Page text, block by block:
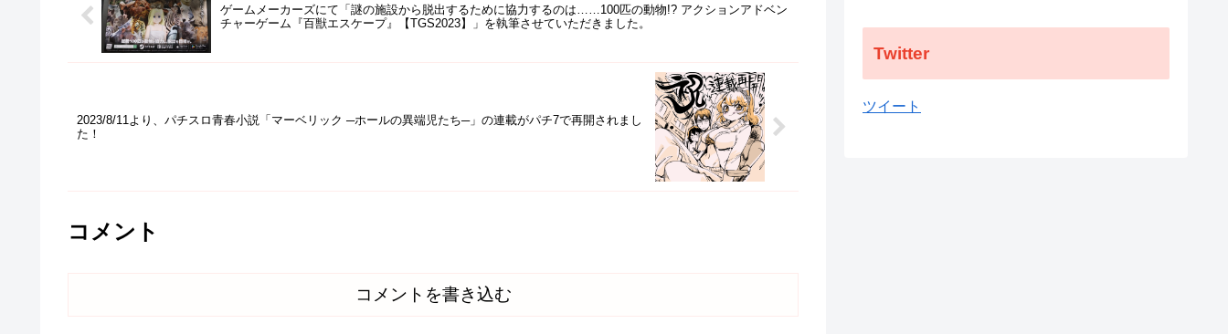
ゲームメーカーズにて「謎の施設から脱出するために協力するのは……100匹の動物!? アクションアドベン
チャーゲーム『百獣エスケープ』【TGS2023】」を執筆させていただきました。
2023/8/11より、パチスロ青春小説「マーベリック ─ホールの異端児たち─」の連載がパチ7で再開されまし
た！
コメント
コメントを書き込む
Twitter
ツイート